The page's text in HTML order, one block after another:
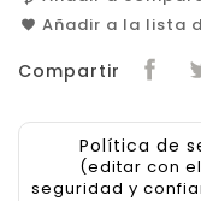
Añadir a la lista
Compartir
Política de
(editar con
seguridad y